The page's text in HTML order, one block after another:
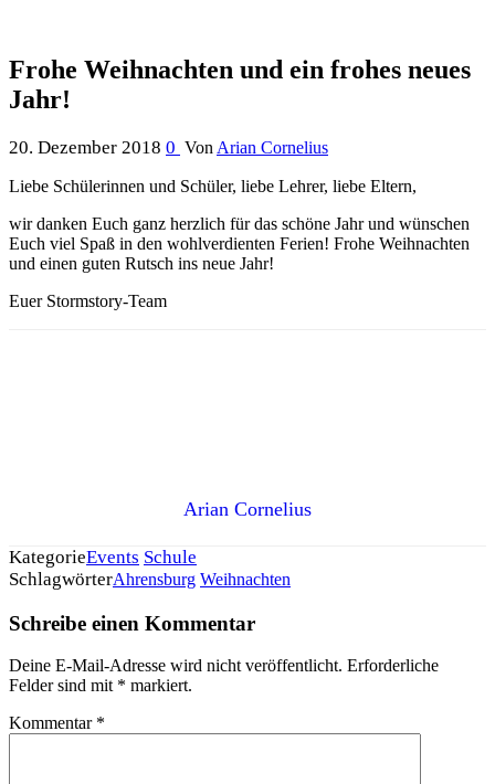
Frohe Weihnachten und ein frohes neues
Jahr!
20. Dezember 2018 0 Von Arian Cornelius
Liebe Schülerinnen und Schüler, liebe Lehrer, liebe Eltern,
wir danken Euch ganz herzlich für das schöne Jahr und wünschen
Euch viel Spaß in den wohlverdienten Ferien! Frohe Weihnachten
und einen guten Rutsch ins neue Jahr!
Euer Stormstory-Team
Arian Cornelius
KategorieEvents Schule
SchlagwörterAhrensburg Weihnachten
Schreibe einen Kommentar
Deine E-Mail-Adresse wird nicht veröffentlicht. Erforderliche
Felder sind mit * markiert.
Kommentar *